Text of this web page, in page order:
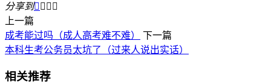
分享到   
上一篇
成考能过吗（成人高考难不难）
下一篇
本科生考公务员太坑了（过来人说出实话）
相关推荐